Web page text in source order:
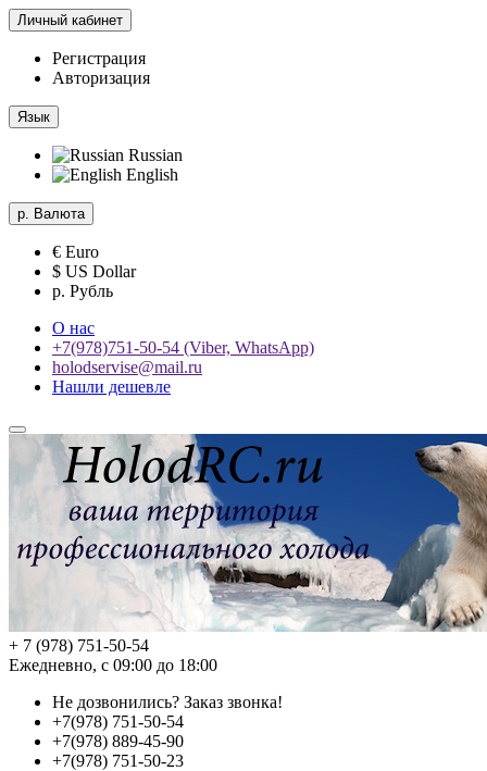
Личный кабинет
Регистрация
Авторизация
Язык
Russian
English
р. Валюта
€ Euro
$ US Dollar
р. Рубль
О нас
+7(978)751-50-54 (Viber, WhatsApp)
holodservise@mail.ru
Нашли дешевле
+ 7 (978) 751-50-54
Ежедневно, с 09:00 до 18:00
Не дозвонились? Заказ звонка!
+7(978) 751-50-54
+7(978) 889-45-90
+7(978) 751-50-23